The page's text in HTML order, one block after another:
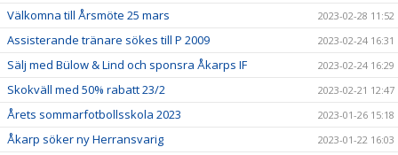
Välkomna till Årsmöte 25 mars 2023-02-28 11:52
Assisterande tränare sökes till P 2009 2023-02-24 16:31
Sälj med Bülow & Lind och sponsra Åkarps IF 2023-02-24 16:29
Skokväll med 50% rabatt 23/2 2023-02-21 12:47
Årets sommarfotbollsskola 2023 2023-01-26 15:18
Åkarp söker ny Herransvarig 2023-01-22 16:03